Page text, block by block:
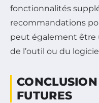
fonctionnalités
recommandations
peut également être
de l’outil ou du
FUTURES